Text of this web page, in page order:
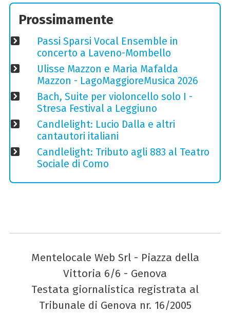
Prossimamente
Passi Sparsi Vocal Ensemble in
concerto a Laveno-Mombello
Ulisse Mazzon e Maria Mafalda
Mazzon - LagoMaggioreMusica 2026
Bach, Suite per violoncello solo I -
Stresa Festival a Leggiuno
Candlelight: Lucio Dalla e altri
cantautori italiani
Candlelight: Tributo agli 883 al Teatro
Sociale di Como
Mentelocale Web Srl - Piazza della
Vittoria 6/6 - Genova
Testata giornalistica registrata al
Tribunale di Genova nr. 16/2005